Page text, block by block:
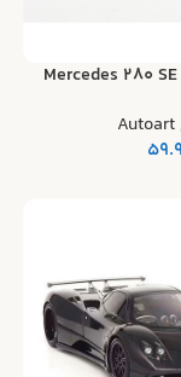
Mercedes 280
Autoart